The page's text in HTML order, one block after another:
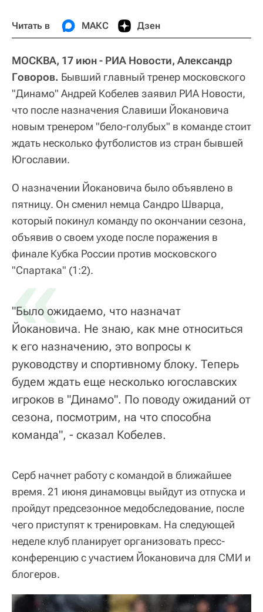
Читать в МАКС Дзен
МОСКВА, 17 июн - РИА Новости, Александр
Говоров. Бывший главный тренер московского
"Динамо" Андрей Кобелев заявил РИА Новости,
что после назначения Славиши Йокановича
новым тренером "бело-голубых" в команде стоит
ждать несколько футболистов из стран бывшей
Югославии.
О назначении Йокановича было объявлено в
пятницу. Он сменил немца Сандро Шварца,
который покинул команду по окончании сезона,
объявив о своем уходе после поражения в
финале Кубка России против московского
"Спартака" (1:2).
«
"Было ожидаемо, что назначат
Йокановича. Не знаю, как мне относиться
к его назначению, это вопросы к
руководству и спортивному блоку. Теперь
будем ждать еще несколько югославских
игроков в "Динамо". По поводу ожиданий от
сезона, посмотрим, на что способна
команда", - сказал Кобелев.
Серб начнет работу с командой в ближайшее
время. 21 июня динамовцы выйдут из отпуска и
пройдут предсезонное медобследование, после
чего приступят к тренировкам. На следующей
неделе клуб планирует организовать пресс-
конференцию с участием Йокановича для СМИ и
блогеров.